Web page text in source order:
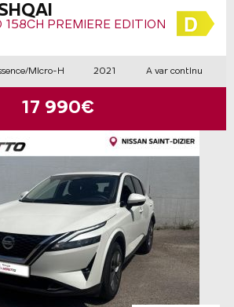
158CH PREMIERE EDITION
Micro-H 2021 A var continu
17 990€